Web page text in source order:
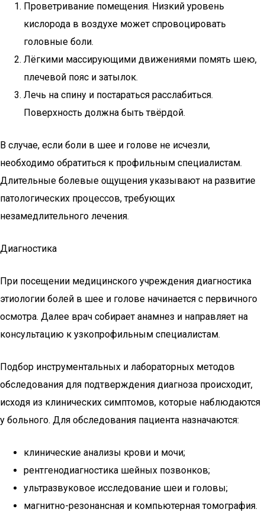
Проветривание помещения. Низкий уровень
кислорода в воздухе может спровоцировать
головные боли.
Лёгкими массирующими движениями помять шею,
плечевой пояс и затылок.
Лечь на спину и постараться расслабиться.
Поверхность должна быть твёрдой.
В случае, если боли в шее и голове не исчезли,
необходимо обратиться к профильным специалистам.
Длительные болевые ощущения указывают на развитие
патологических процессов, требующих
незамедлительного лечения.
Диагностика
При посещении медицинского учреждения диагностика
этиологии болей в шее и голове начинается с первичного
осмотра. Далее врач собирает анамнез и направляет на
консультацию к узкопрофильным специалистам.
Подбор инструментальных и лабораторных методов
обследования для подтверждения диагноза происходит,
исходя из клинических симптомов, которые наблюдаются
у больного. Для обследования пациента назначаются:
клинические анализы крови и мочи;
рентгенодиагностика шейных позвонков;
ультразвуковое исследование шеи и головы;
магнитно-резонансная и компьютерная томография.